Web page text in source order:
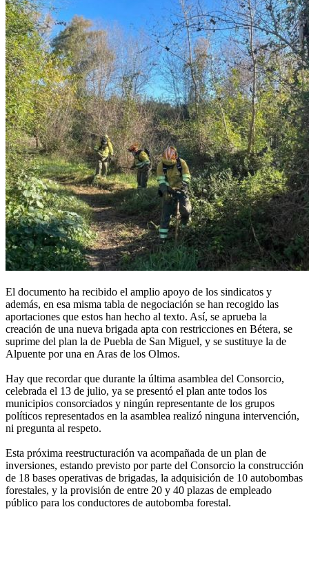
El documento ha recibido el amplio apoyo de los sindicatos y
además, en esa misma tabla de negociación se han recogido las
aportaciones que estos han hecho al texto. Así, se aprueba la
creación de una nueva brigada apta con restricciones en Bétera, se
suprime del plan la de Puebla de San Miguel, y se sustituye la de
Alpuente por una en Aras de los Olmos.
Hay que recordar que durante la última asamblea del Consorcio,
celebrada el 13 de julio, ya se presentó el plan ante todos los
municipios consorciados y ningún representante de los grupos
políticos representados en la asamblea realizó ninguna intervención,
ni pregunta al respeto.
Esta próxima reestructuración va acompañada de un plan de
inversiones, estando previsto por parte del Consorcio la construcción
de 18 bases operativas de brigadas, la adquisición de 10 autobombas
forestales, y la provisión de entre 20 y 40 plazas de empleado
público para los conductores de autobomba forestal.